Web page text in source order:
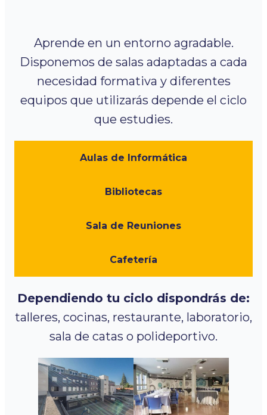
Aprende en un entorno agradable.
Disponemos de salas adaptadas a cada
necesidad formativa y diferentes
equipos que utilizarás depende el ciclo
que estudies.
Aulas de Informática
Bibliotecas
Sala de Reuniones
Cafetería
Dependiendo tu ciclo dispondrás de:
talleres, cocinas, restaurante, laboratorio,
sala de catas o polideportivo.